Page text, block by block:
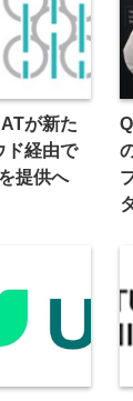
が新た
ド経由で
提供へ